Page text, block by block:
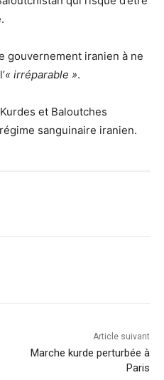
gouvernement iranien à ne
« irréparable ».
et Baloutches
sanguinaire iranien.
Article suivant
Marche kurde perturbée à
Paris